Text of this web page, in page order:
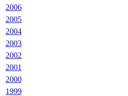
2006
2005
2004
2003
2002
2001
2000
1999